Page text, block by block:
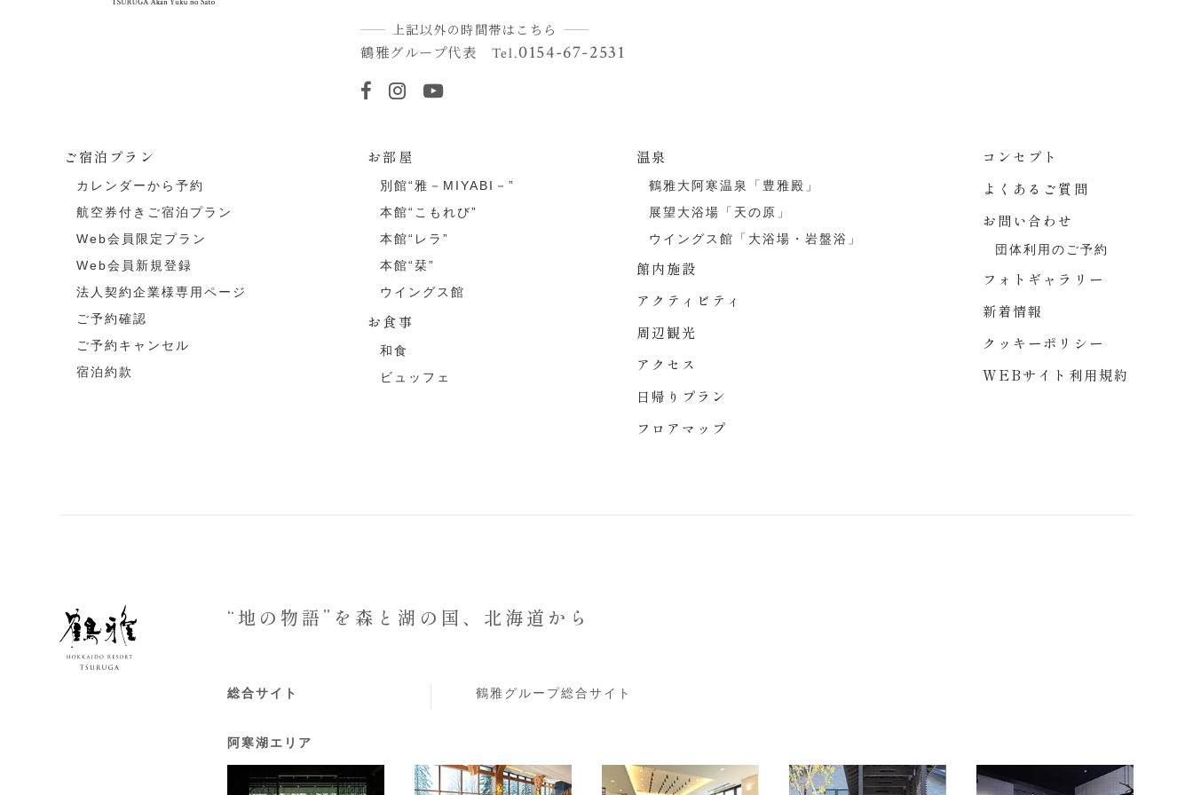
上記以外の時間帯はこちら
鶴雅グループ代表 Tel.0154-67-2531
ご宿泊プラン
カレンダーから予約
航空券付きご宿泊プラン
Web会員限定プラン
Web会員新規登録
法人契約企業様専用ページ
ご予約確認
ご予約キャンセル
宿泊約款
お部屋
別館“雅－MIYABI－”
本館“こもれび”
本館“レラ”
本館“栞”
ウイングス館
お食事
和食
ビュッフェ
温泉
鶴雅大阿寒温泉「豊雅殿」
展望大浴場「天の原」
ウイングス館「大浴場・岩盤浴」
館内施設
アクティビティ
周辺観光
アクセス
日帰りプラン
フロアマップ
コンセプト
よくあるご質問
お問い合わせ
団体利用のご予約
フォトギャラリー
新着情報
クッキーポリシー
WEBサイト利用規約
“地の物語”を森と湖の国、 北海道から
総合サイト 鶴雅グループ総合サイト
阿寒湖エリア